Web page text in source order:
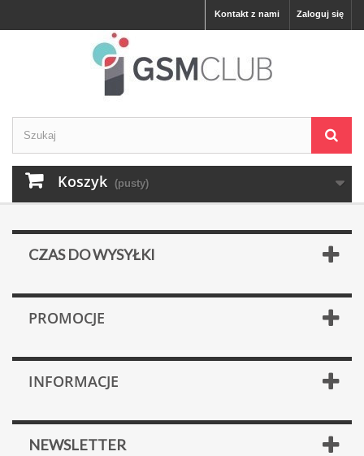
Zaloguj się
Kontakt z nami
Koszyk (pusty)
CZAS DO WYSYŁKI
PROMOCJE
INFORMACJE
NEWSLETTER